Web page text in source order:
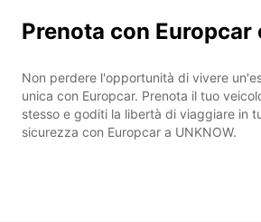
Prenota con Europcar
Non perdere l'opportunità di vivere
unica con Europcar. Prenota il tuo
stesso e goditi la libertà di viaggiare in
sicurezza con Europcar a UNKNOW.